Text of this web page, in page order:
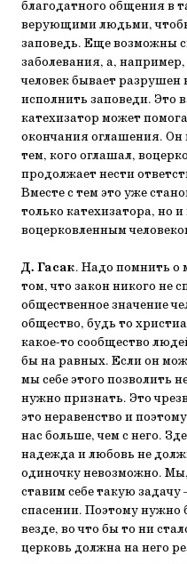
благодатного общения в
верующими людьми,
заповедь. Еще возможны
заболевания, а,
человек бывает разрушен
исполнить заповеди.
катехизатор может
окончания оглашения.
тем, кого оглашал,
продолжает нести
Вместе с тем это уже
только катехизатора, но
воцерковленным
Д. Гасак. Надо помнить о
том, что закон никого не
общественное значение
общество, будь то
какое-то сообщество
бы на равных. Если он
мы себе этого позволить
нужно признать. Это
это неравенство и
нас больше, чем с него.
надежда и любовь не
одиночку невозможно.
ставим себе такую
спасении. Поэтому нужно
везде, во что бы то ни
церковь должна на него